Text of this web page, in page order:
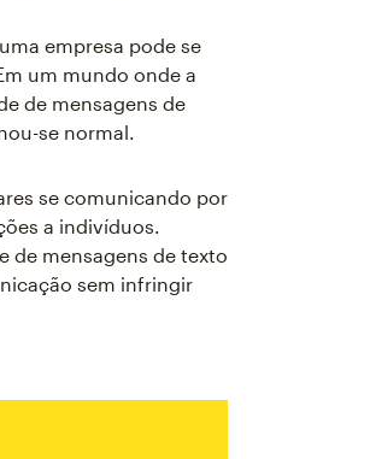
empresa pode se
um mundo onde a
de mensagens de
se normal.
se comunicando por
a indivíduos.
de mensagens de texto
sem infringir